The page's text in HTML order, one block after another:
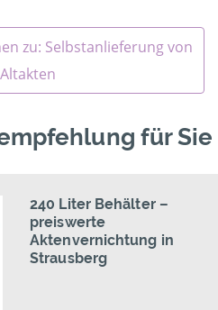
zu: Selbstanlieferung von
Altakten
für Sie
240 Liter Behälter –
preiswerte
Aktenvernichtung in
Strausberg